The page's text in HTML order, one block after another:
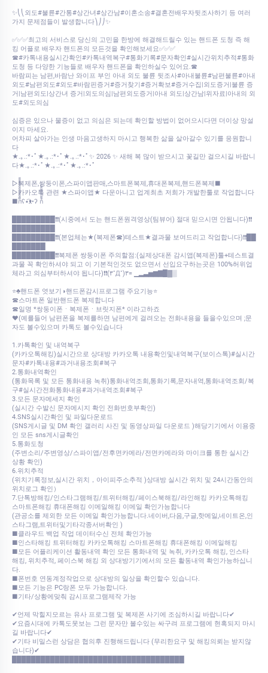
✨⎝⎝외도#불륜#간통#상간녀#상간남#이혼소송#결혼전배우자뒷조사하기 등 여러
가지 문제점들이 발생합니다⎞⎠⎠✨
✅✅✅최고의 서비스로 당신의 고민을 한방에 해결해드릴수 있는 핸드폰 도청 즉 해
킹 어플로 배우자 핸드폰의 모든것을 확인해보세요✅✅✅
☎#카톡내용실시간확인#카톡내역복구#통화기록#문자확인#실시간위치추적#통화
도청 등 다양한 기능들로 배우자 핸드폰을 확인하실수 있어요.☎
바람피는 남편,바람난 와이프 부인 아내 외도 불륜 뒷조사#아내불륜#남편불륜#아내
외도#남편외도#외도#바람핀증거#증거찾기#증거확보#증거수집|외도증거|불륜 증
거|남편외도|상간녀 증거|외도의심|남편외도증거|아내 외도|상간남|위자료|아내의 외
도#외도의심
심증은 있으나 물증이 없고 의심은 되는데 확인할 방법이 없어으시다면 더이상 망설
이지 마세요.
어차피 살아가는 인생 마음고생하지 마시고 행복한 삶을 살아갈수 있기를 응원합니
다
★.｡.:*･ﾟ★.｡.:*･ﾟ★.｡.:*･ﾟ✨ 2026 ✨ 새해 복 많이 받으시고 꽃길만 걸으시길 바랍니
다★.｡.:*･ﾟ★.｡.:*･ﾟ★.｡.:*･ﾟ
▷복제폰,쌍둥이폰,스파이앱판매,스마트폰복제,휴대폰복제,핸드폰복제■
▷카카오톡 관련 ★스파이앱★ 다운아니고 업계최초 저희가 개발한툴로 작업합니다
■ก็็็็็็็็็็็็็ʕ•͡ᴥ•ʔ ก้้้้้้้้้้้
█████████❗❗(시중에서 도는 핸드폰원격영상(팀뷰어) 절대 믿으시면 안됩니다)❗❗
█████████❗❗(본업체는★(복제폰☎)테스트★결과물 보여드리고 작업합니다)❗❗██
█████████❗❗복제폰 쌍둥이폰 주의할점:(실제상대폰 감시앱(복제폰)툴+테스트결
과물 꼭 확인하셔야 되고 이 기본적인것도 없으면서 선입요구하는곳은 100%허위업
체라고 의심부터하셔야 됩니다)❗❗(۳˚Д˚)۳= ▁▂▃▅▆▇█▓▒
⭐♣핸드폰 엿보기◑핸드폰감시프로그램 주요기능⭐
☎스마트폰 일반핸드폰 복제합니다
☎일명 *쌍둥이폰ㆍ복제폰ㆍ브릿지폰* 이라고하죠
♥(예를들어 남편폰을 복제를하면 남편에게 걸려오는 전화내용을 들을수있으며 ;문
자도 볼수있으며 카톡도 볼수있습니다
1.카톡확인 및 내역복구
(카카오톡해킹)실시간으로 상대방 카카오톡 내용확인및내역복구(보이스톡)#실시간
문자#카톡내용#과거내용조회#복구
2.통화내역확인
(통화목록 및 모든 통화내용 녹취)통화내역조회,통화기록,문자내역,통화내역조회/복
구#실시간전화통화내용#과거내역조회#복구
3.모든 문자메세지 확인
(실시간 수발신 문자메시지 확인 전화번호부확인)
4.SNS실시간확인 및 파일다운로드
(SNS게시글 및 DM 확인 갤러리 사진 및 동영상파일 다운로드 )해당기기에서 이용중
인 모든 sns게시글확인
5.통화도청
(주변소리/주변영상/스파이앱/전후면카메라/전면카메라와 마이크를 통한 실시간
상황 확인)
6.위치추적
(위치기록정보,실시간 위치，아이피주소추적 )상대방 실시간 위치 및 24시간동안의
위치로그 확인）
7.단톡방해킹/인스타그램해킹/트위터해킹/페이스북해킹/라인해킹 카카오톡해킹
스마트폰해킹 휴대폰해킹 이메일해킹 이메일 확인가능합니다
(관공소를 제외한 모든 이메일 확인가능합니다.네이버,다음,구글,핫메일,네이트온,인
스타그램,트위터및기타각종서버확인 )
■클라우드 백업 작업 데이터수신 전체 확인가능
■인스타해킹 트위터해킹 카카오톡해킹 스마트폰해킹 휴대폰해킹 이메일해킹
■모든 어플리케이션 활동내역 확인 모든 통화내역 및 녹취, 카카오톡 해킹, 인스타
해킹, 위치추적, 페이스북 해킹 외 상대방기기에서의 모든 활동내역 확인가능하십니
다.
■폰번호 연동계정작업으로 상대방의 일상을 확인할수 있습니다.
■모든 기능은 PC랑폰 모두 가능합니다.
■기타/상황에맞춰 감시프로그램제작 가능
✔언제 막힐지모르는 유사 프로그램 및 복제폰 사기에 조심하시길 바랍니다✔
✔요즘시대에 카톡도못보는 그런 문자만 볼수있는 싸구려 프로그램에 현혹되지 마시
길 바랍니다✔
✔기타 비밀스런 상담은 협의후 진행해드립니다 (무리한요구 및 해킹의뢰는 받지않
습니다)✔